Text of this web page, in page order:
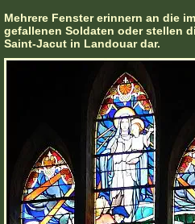
Mehrere Fenster erinnern an die
gefallenen Soldaten oder stellen
Saint-Jacut in Landouar dar.